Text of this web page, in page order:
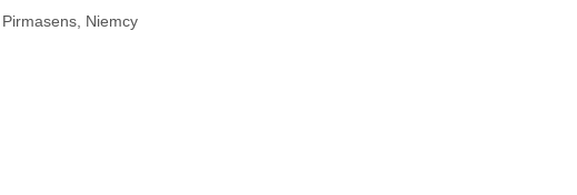
Pirmasens, Niemcy